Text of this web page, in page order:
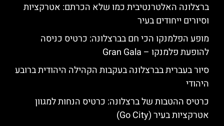
ברצלונה האלטרנטיבית כמו שלא הכרתם: אטרקציות
וסיורים ייחודים בעיר
מופע הפלמנקו הכי חם בברצלונה: כרטיס כניסה
להופעת פלמנקו – Gran Gala
סיור בעברית בברצלונה בעקבות הקהילה היהודית ברובע
היהודי
כרטיס ההטבות של ברצלונה: כרטיס הנחות למגוון
אטרקציות בעיר (Go City)